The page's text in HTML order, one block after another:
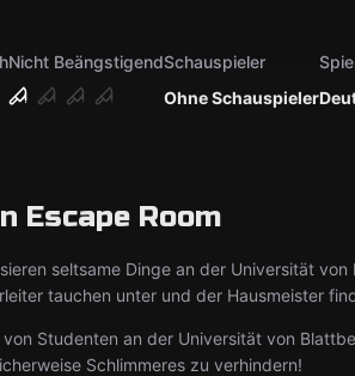
Nicht Beängstigend
Ohne Schauspieler
Schauspieler
Escape Room
seltsame Dinge an der Universität
tauchen unter und der Hausmeister
von Studenten an der Universität von
Schlimmeres zu verhindern!